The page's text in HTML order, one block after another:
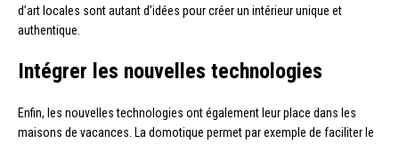
d’art locales sont autant d’idées pour créer un intérieur unique et
authentique.
Intégrer les nouvelles technologies
Enfin, les nouvelles technologies ont également leur place dans les
maisons de vacances. La domotique permet par exemple de faciliter le